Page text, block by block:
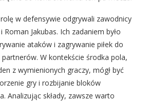
w defensywie odgrywali zawodnicy
Jakubas. Ich zadaniem było
ataków i zagrywanie piłek do
W kontekście środka pola,
z wymienionych graczy, mógł być
gry i rozbijanie bloków
Analizując składy, zawsze warto